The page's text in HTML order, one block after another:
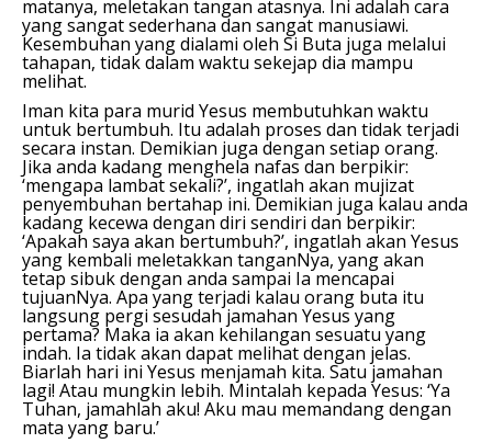
matanya, meletakan tangan atasnya. Ini adalah cara
yang sangat sederhana dan sangat manusiawi.
Kesembuhan yang dialami oleh Si Buta juga melalui
tahapan, tidak dalam waktu sekejap dia mampu
melihat.
Iman kita para murid Yesus membutuhkan waktu
untuk bertumbuh. Itu adalah proses dan tidak terjadi
secara instan. Demikian juga dengan setiap orang.
Jika anda kadang menghela nafas dan berpikir:
‘mengapa lambat sekali?’, ingatlah akan mujizat
penyembuhan bertahap ini. Demikian juga kalau anda
kadang kecewa dengan diri sendiri dan berpikir:
‘Apakah saya akan bertumbuh?’, ingatlah akan Yesus
yang kembali meletakkan tanganNya, yang akan
tetap sibuk dengan anda sampai Ia mencapai
tujuanNya. Apa yang terjadi kalau orang buta itu
langsung pergi sesudah jamahan Yesus yang
pertama? Maka ia akan kehilangan sesuatu yang
indah. Ia tidak akan dapat melihat dengan jelas.
Biarlah hari ini Yesus menjamah kita. Satu jamahan
lagi! Atau mungkin lebih. Mintalah kepada Yesus: ‘Ya
Tuhan, jamahlah aku! Aku mau memandang dengan
mata yang baru.’